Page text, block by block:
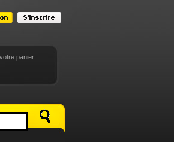
panier